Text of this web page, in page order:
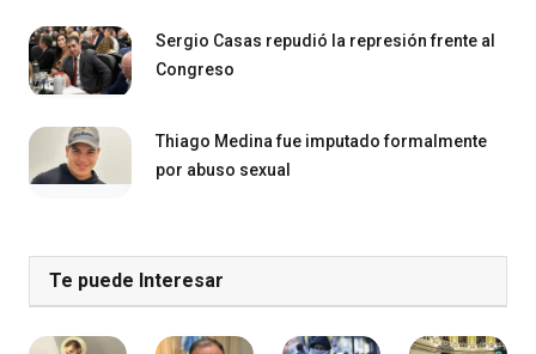
Sergio Casas repudió la represión frente al
Congreso
Thiago Medina fue imputado formalmente
por abuso sexual
Te puede Interesar